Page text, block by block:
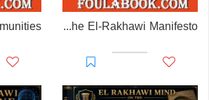
Prisoner of Perception: The El-Rakhawi Manifesto